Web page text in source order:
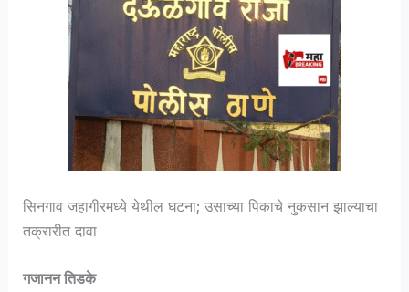
सिनगाव जहागीरमध्ये येथील घटना; उसाच्या पिकाचे नुकसान झाल्याचा
तक्रारीत दावा
गजानन तिडके